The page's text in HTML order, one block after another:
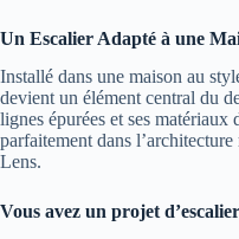
Un Escalier Adapté à une
Installé dans une maison au
devient un élément central du
lignes épurées et ses matériaux
parfaitement dans
Lens.
Vous avez un projet